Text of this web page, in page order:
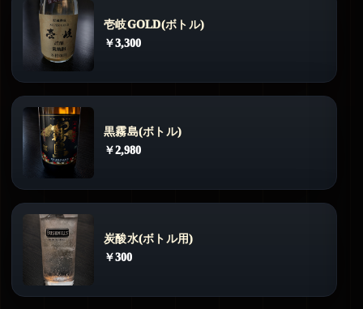
壱岐GOLD(ボトル)
￥3,300
黒霧島(ボトル)
￥2,980
炭酸水(ボトル用)
￥300